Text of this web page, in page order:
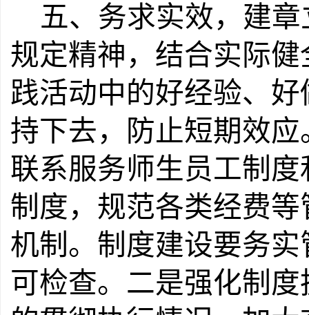
五、务求实效，建章
规定精神，结合实际
践活动中的好经验、
持下去，防止短期效
联系服务师生员工制
制度，规范各类经费
机制。制度建设要务
可检查。二是强化制